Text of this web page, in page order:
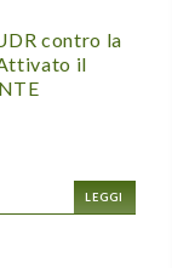
contro la
il
LEGGI